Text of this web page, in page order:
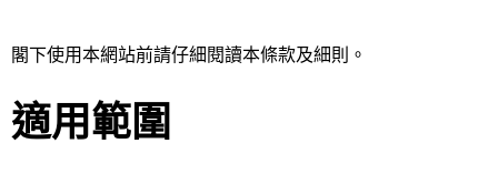
閣下使用本網站前請仔細閱讀本條款及細則。
適用範圍